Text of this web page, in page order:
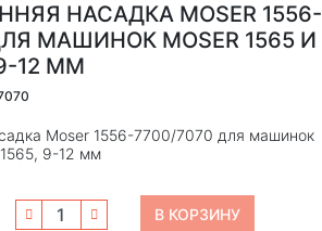
НАСАДКА MOSER 1556-
МАШИНОК MOSER 1565 И
12 ММ
Moser 1556-7700/7070 для машинок
9-12 мм